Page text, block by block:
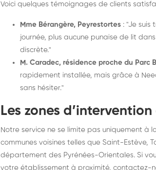
Voici quelques témoignages de clients
Mme Bérangère, Peyrestortes : "Je suis
journée, plus aucune punaise de lit
discrète."
M. Caradec, résidence proche du Parc
rapidement installée, mais grâce à
sans hésiter."
Les zones
Notre service ne se limite pas uniquement à
communes voisines telles que Saint-Estève,
département des Pyrénées-Orientales. Si
votre établissement à proximité, contactez-